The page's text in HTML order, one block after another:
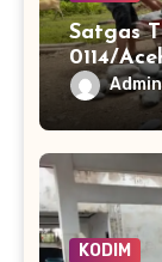
Satgas
0114/
Admin
KODIM